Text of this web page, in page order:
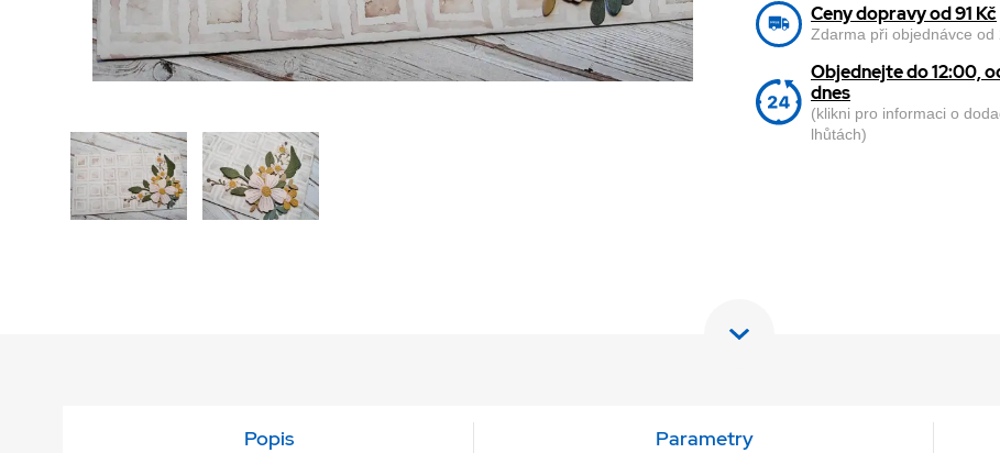
Ceny dopravy od 91 Kč
Zdarma při objednávce od
Objednejte do 12:00,
dnes
(klikni pro informaci o
lhůtách)
Popis Parametry